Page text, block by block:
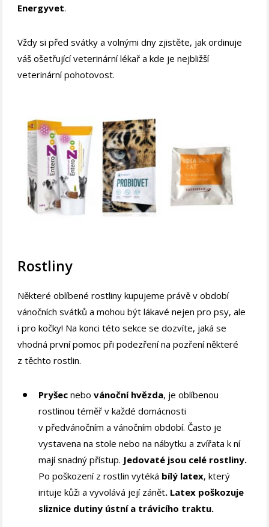
Energyvet.
Vždy si před svátky a volnými dny zjistěte, jak ordinuje
váš ošetřující veterinární lékař a kde je nejbližší
veterinární pohotovost.
Rostliny
Některé oblíbené rostliny kupujeme právě v období
vánočních svátků a mohou být lákavé nejen pro psy, ale
i pro kočky! Na konci této sekce se dozvíte, jaká se
vhodná první pomoc při podezření na pozření některé
z těchto rostlin.
Pryšec nebovánoční hvězda, je oblíbenou
rostlinou téměř v každé domácnosti
v předvánočním a vánočním období. Často je
vystavena na stole nebo na nábytku a zvířata k ní
mají snadný přístup. Jedovaté jsou celé rostliny.
Po poškození z rostlin vytéká bílý latex, který
irituje kůži a vyvolává její zánět. Latex poškozuje
sliznice dutiny ústní a trávicího traktu.